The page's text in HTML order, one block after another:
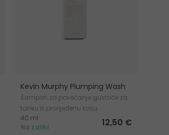
Kevin Murphy Plumping Wash
Šampon za povećanje gustoće za
tanku ili prorijeđenu kosu
40 ml
Na zalihi
12,50 €